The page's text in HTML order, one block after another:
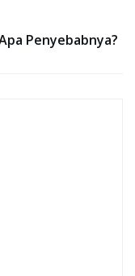
Penyebabnya?